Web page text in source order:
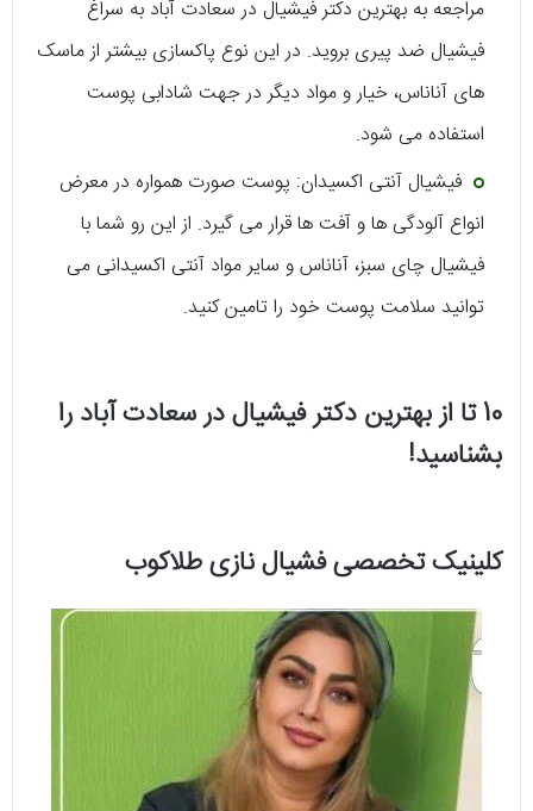
مراجعه به بهترین دکتر فیشیال در سعادت آباد به سراغ
فیشیال ضد پیری بروید. در این نوع پاکسازی بیشتر از ماسک‌
های آناناس، خیار و مواد دیگر در جهت شادابی پوست
استفاده می‌ شود.
فیشیال آنتی‌ اکسیدان: پوست صورت همواره در معرض
انواع آلودگی‌ ها و آفت‌ ها قرار می‌ گیرد. از این رو شما با
فیشیال چای سبز، آناناس و سایر مواد آنتی اکسیدانی می‌
توانید سلامت پوست خود را تامین کنید.
10 تا از بهترین دکتر فیشیال در سعادت آباد را
بشناسید!
کلینیک تخصصی فشیال نازی طلاکوب